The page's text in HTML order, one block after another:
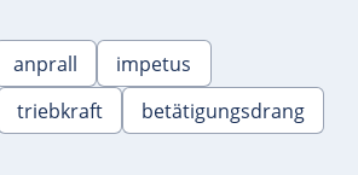
anprall
impetus
triebkraft
betätigungsdrang